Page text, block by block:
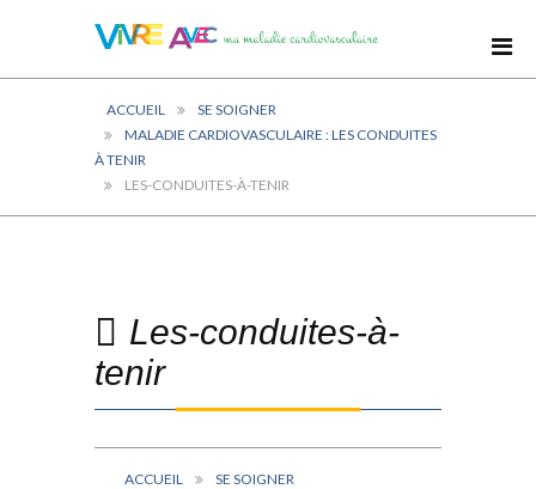
ACCUEIL
SE SOIGNER
MALADIE CARDIOVASCULAIRE : LES CONDUITES
À TENIR
LES-CONDUITES-À-TENIR
Les-conduites-à-
tenir
ACCUEIL
SE SOIGNER